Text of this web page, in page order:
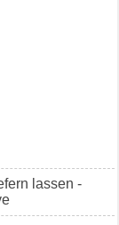
lassen -